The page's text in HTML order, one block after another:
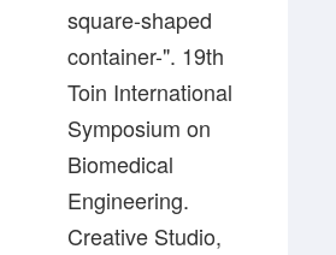
square-shaped
container-". 19th
Toin International
Symposium on
Biomedical
Engineering.
Creative Studio,